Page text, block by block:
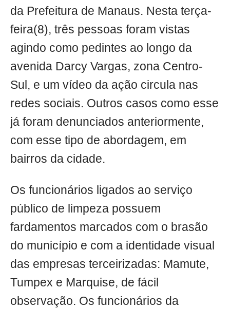
da Prefeitura de Manaus. Nesta terça-
feira(8), três pessoas foram vistas
agindo como pedintes ao longo da
avenida Darcy Vargas, zona Centro-
Sul, e um vídeo da ação circula nas
redes sociais. Outros casos como esse
já foram denunciados anteriormente,
com esse tipo de abordagem, em
bairros da cidade.
Os funcionários ligados ao serviço
público de limpeza possuem
fardamentos marcados com o brasão
do município e com a identidade visual
das empresas terceirizadas: Mamute,
Tumpex e Marquise, de fácil
observação. Os funcionários da